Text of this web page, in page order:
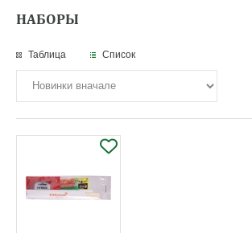
НАБОРЫ
Таблица Список